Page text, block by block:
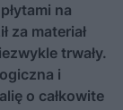
na
za materiał
trwały.
i
o całkowite